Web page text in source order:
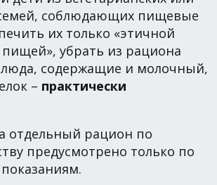
соблюдающих пищевые
их только «этичной
убрать из рациона
содержащие и молочный,
– практически
отдельный рацион по
предусмотрено только по